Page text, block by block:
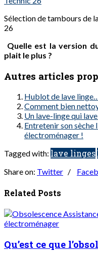
Sélection de tambours de
26
Quelle est la version
plait le plus ?
Autres articles
Hublot de lave
Comment bien
Un lave-linge qui
Entretenir son sèche
électroménager !
Tagged with: lave linges
Share on: Twitter /
Related Posts
Qu’est ce que